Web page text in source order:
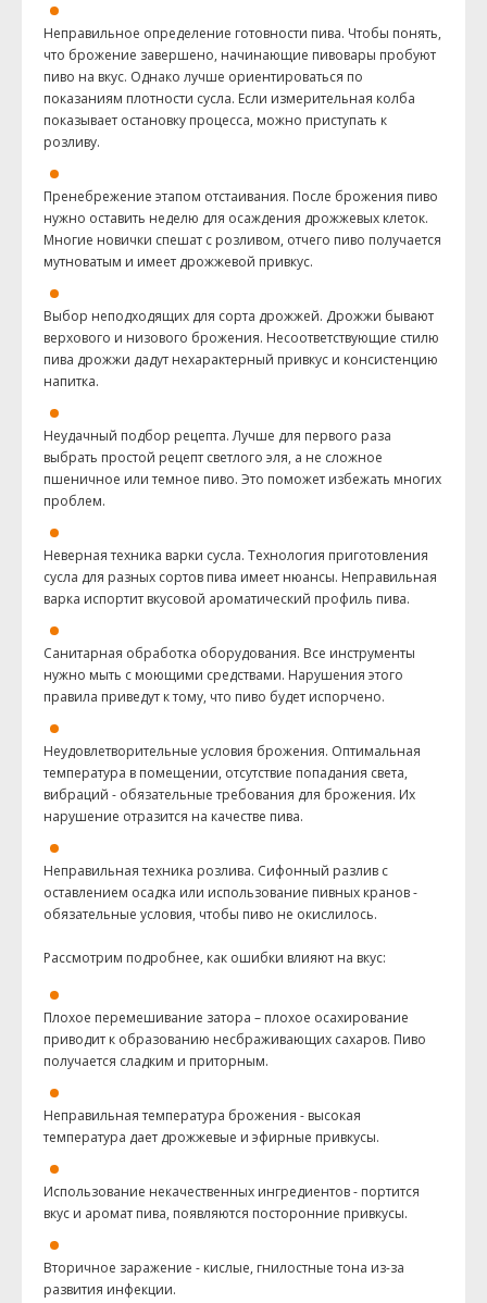
Неправильное определение готовности пива. Чтобы понять,
что брожение завершено, начинающие пивовары пробуют
пиво на вкус. Однако лучше ориентироваться по
показаниям плотности сусла. Если измерительная колба
показывает остановку процесса, можно приступать к
розливу.
Пренебрежение этапом отстаивания. После брожения пиво
нужно оставить неделю для осаждения дрожжевых клеток.
Многие новички спешат с розливом, отчего пиво получается
мутноватым и имеет дрожжевой привкус.
Выбор неподходящих для сорта дрожжей. Дрожжи бывают
верхового и низового брожения. Несоответствующие стилю
пива дрожжи дадут нехарактерный привкус и консистенцию
напитка.
Неудачный подбор рецепта. Лучше для первого раза
выбрать простой рецепт светлого эля, а не сложное
пшеничное или темное пиво. Это поможет избежать многих
проблем.
Неверная техника варки сусла. Технология приготовления
сусла для разных сортов пива имеет нюансы. Неправильная
варка испортит вкусовой ароматический профиль пива.
Санитарная обработка оборудования. Все инструменты
нужно мыть с моющими средствами. Нарушения этого
правила приведут к тому, что пиво будет испорчено.
Неудовлетворительные условия брожения. Оптимальная
температура в помещении, отсутствие попадания света,
вибраций - обязательные требования для брожения. Их
нарушение отразится на качестве пива.
Неправильная техника розлива. Сифонный разлив с
оставлением осадка или использование пивных кранов -
обязательные условия, чтобы пиво не окислилось.
Рассмотрим подробнее, как ошибки влияют на вкус:
Плохое перемешивание затора – плохое осахирование
приводит к образованию несбраживающих сахаров. Пиво
получается сладким и приторным.
Неправильная температура брожения - высокая
температура дает дрожжевые и эфирные привкусы.
Использование некачественных ингредиентов - портится
вкус и аромат пива, появляются посторонние привкусы.
Вторичное заражение - кислые, гнилостные тона из-за
развития инфекции.